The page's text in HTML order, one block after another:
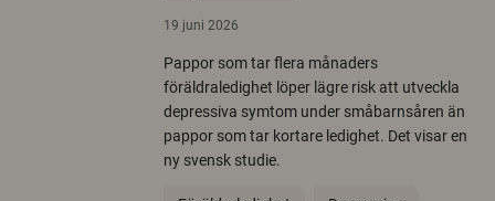
19 juni 2026
Pappor som tar flera månaders
föräldraledighet löper lägre risk att utveckla
depressiva symtom under småbarnsåren än
pappor som tar kortare ledighet. Det visar en
ny svensk studie.